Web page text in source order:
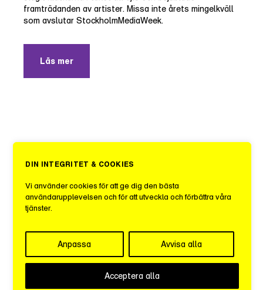
DIN INTEGRITET & COOKIES
Vi använder cookies för att ge dig den bästa
användarupplevelsen och för att utveckla och förbättra våra
tjänster.
Anpassa Avvisa alla
Acceptera alla
framträdanden av artister. Missa inte årets mingelkväll
som avslutar StockholmMediaWeek.
Läs mer